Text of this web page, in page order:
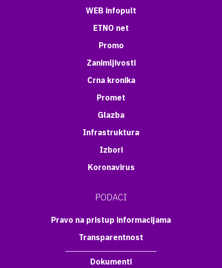
WEB infopult
ETNO net
Promo
Zanimljivosti
Crna kronika
Promet
Glazba
Infrastruktura
Izbori
Koronavirus
PODACI
Pravo na pristup informacijama
Transparentnost
Dokumenti